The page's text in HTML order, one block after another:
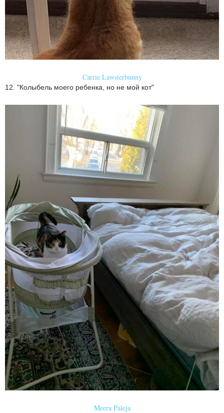
Carrie Lawsterbunny
12. "Колыбель моего ребенка, но не мой кот"
Meera Paleja